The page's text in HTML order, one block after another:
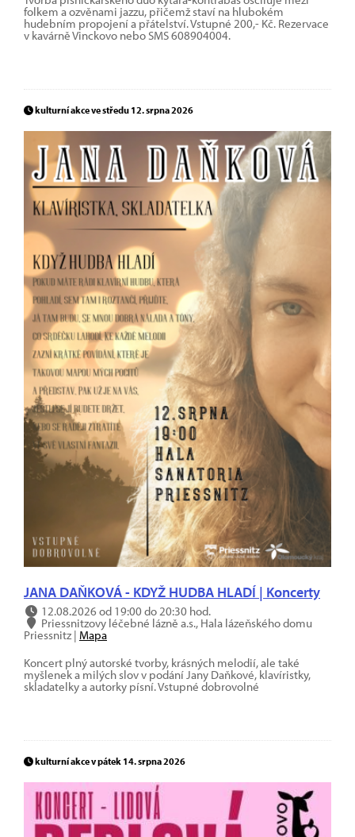
folkem a ozvěnami jazzu, přičemž staví na hlubokém
hudebním propojení a přátelství. Vstupné 200,- Kč. Rezervace
v kavárně Vinckovo nebo SMS 608904004.
kulturní akce ve středu 12. srpna 2026
JANA DAŇKOVÁ - KDYŽ HUDBA HLADÍ | Koncerty
12.08.2026 od 19:00 do 20:30 hod.
Priessnitzovy léčebné lázně a.s., Hala lázeňského domu
Priessnitz | Mapa
Koncert plný autorské tvorby, krásných melodií, ale také
myšlenek a milých slov v podání Jany Daňkové, klavíristky,
skladatelky a autorky písní. Vstupné dobrovolné
kulturní akce v pátek 14. srpna 2026